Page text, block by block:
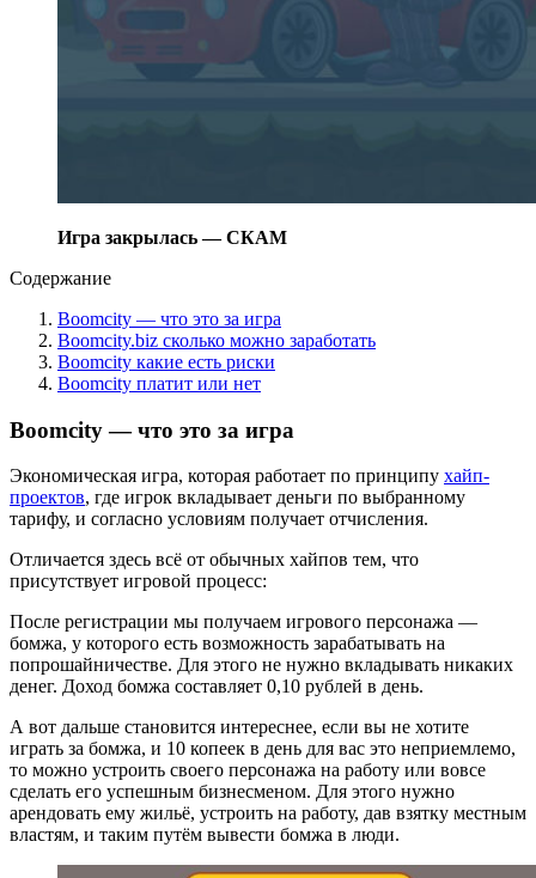
Игра закрылась — СКАМ
Содержание
Boomcity — что это за игра
Boomcity.biz сколько можно заработать
Boomcity какие есть риски
Boomcity платит или нет
Boomcity — что это за игра
Экономическая игра, которая работает по принципу хайп-
проектов, где игрок вкладывает деньги по выбранному
тарифу, и согласно условиям получает отчисления.
Отличается здесь всё от обычных хайпов тем, что
присутствует игровой процесс:
После регистрации мы получаем игрового персонажа —
бомжа, у которого есть возможность зарабатывать на
попрошайничестве. Для этого не нужно вкладывать никаких
денег. Доход бомжа составляет 0,10 рублей в день.
А вот дальше становится интереснее, если вы не хотите
играть за бомжа, и 10 копеек в день для вас это неприемлемо,
то можно устроить своего персонажа на работу или вовсе
сделать его успешным бизнесменом. Для этого нужно
арендовать ему жильё, устроить на работу, дав взятку местным
властям, и таким путём вывести бомжа в люди.